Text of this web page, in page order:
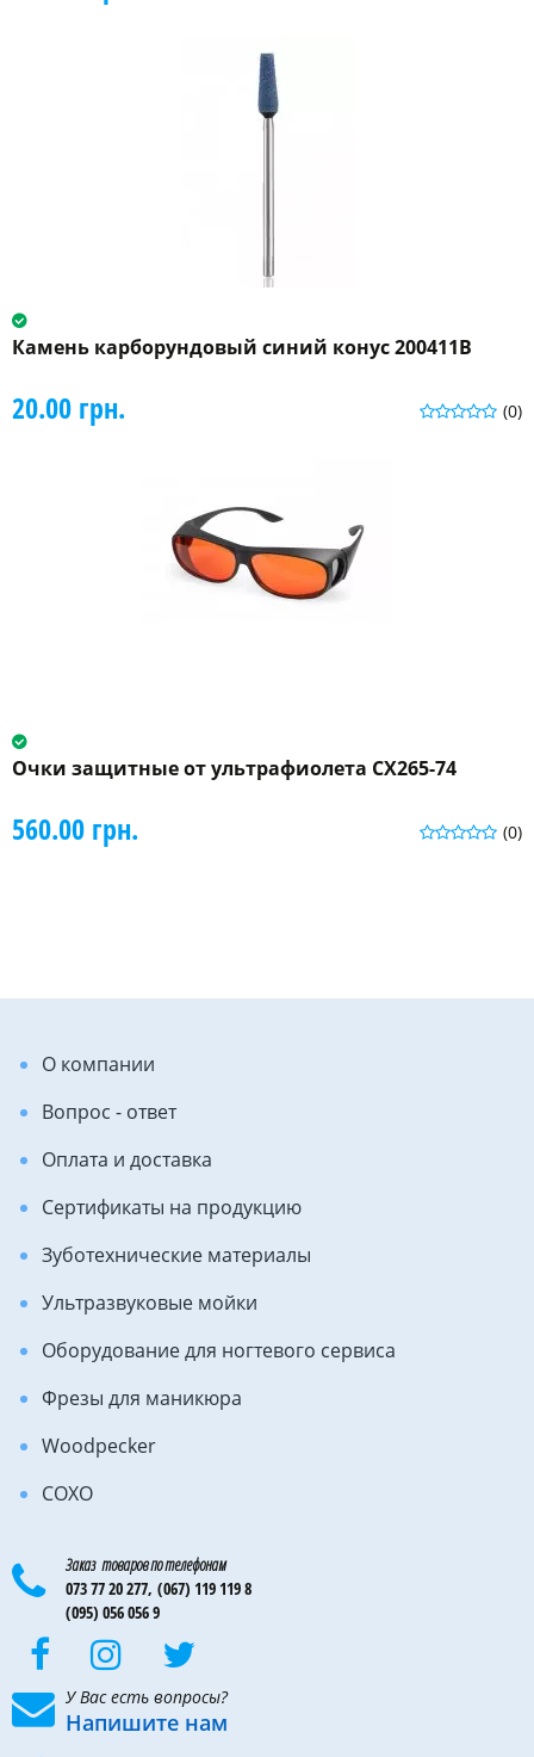
Камень карборундовый синий конус 200411B
(0)
20.00 грн.
Очки защитные от ультрафиолета CX265-74
(0)
560.00 грн.
О компании
Вопрос - ответ
Оплата и доставка
Сертификаты на продукцию
Зуботехнические материалы
Ультразвуковые мойки
Оборудование для ногтевого сервиса
Фрезы для маникюра
Woodpecker
COXO
Заказ товаров по телефонам
073 77 20 277, (067) 119 119 8
(095) 056 056 9
У Вас есть вопросы?
Напишите нам